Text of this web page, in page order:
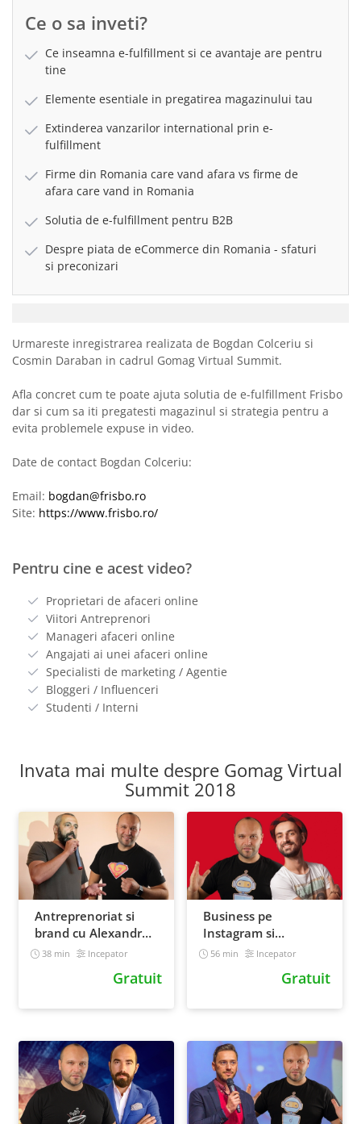
Ce o sa inveti?
Ce inseamna e-fulfillment si ce avantaje are pentru
tine
Elemente esentiale in pregatirea magazinului tau
Extinderea vanzarilor international prin e-
fulfillment
Firme din Romania care vand afara vs firme de
afara care vand in Romania
Solutia de e-fulfillment pentru B2B
Despre piata de eCommerce din Romania - sfaturi
si preconizari
Urmareste inregistrarea realizata de Bogdan Colceriu si
Cosmin Daraban in cadrul Gomag Virtual Summit.
Afla concret cum te poate ajuta solutia de e-fulfillment Frisbo
dar si cum sa iti pregatesti magazinul si strategia pentru a
evita problemele expuse in video.
Date de contact Bogdan Colceriu:
Email: bogdan@frisbo.ro
Site: https://www.frisbo.ro/
Pentru cine e acest video?
Proprietari de afaceri online
Viitori Antreprenori
Manageri afaceri online
Angajati ai unei afaceri online
Specialisti de marketing / Agentie
Bloggeri / Influenceri
Studenti / Interni
Invata mai multe despre Gomag Virtual
Summit 2018
Antreprenoriat si
brand cu Alexandru
Dona de la Times
38 min Incepator
Gratuit
Business pe
Instagram si
marketing de
56 min Incepator
Gratuit